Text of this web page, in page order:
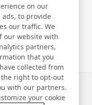
on our
to provide
our traffic. We
our website with
partners,
that you
collected from
the right to opt-out
with our partners.
your cookie